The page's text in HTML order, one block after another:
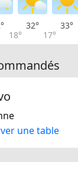
18°
32°
17°
33°
une table